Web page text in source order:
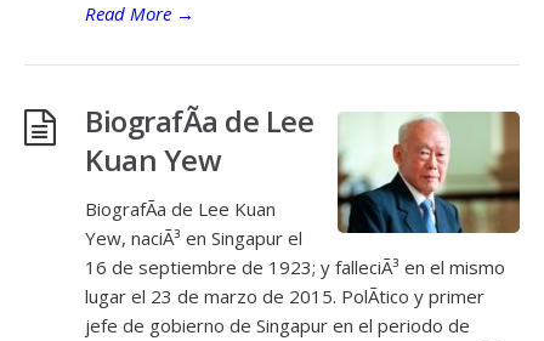
Read More →
BiografÃ­a de Lee
Kuan Yew
BiografÃ­a de Lee Kuan
Yew, naciÃ³ en Singapur el
16 de septiembre de 1923; y falleciÃ³ en el mismo
lugar el 23 de marzo de 2015. PolÃ­tico y primer
jefe de gobierno de Singapur en el periodo de